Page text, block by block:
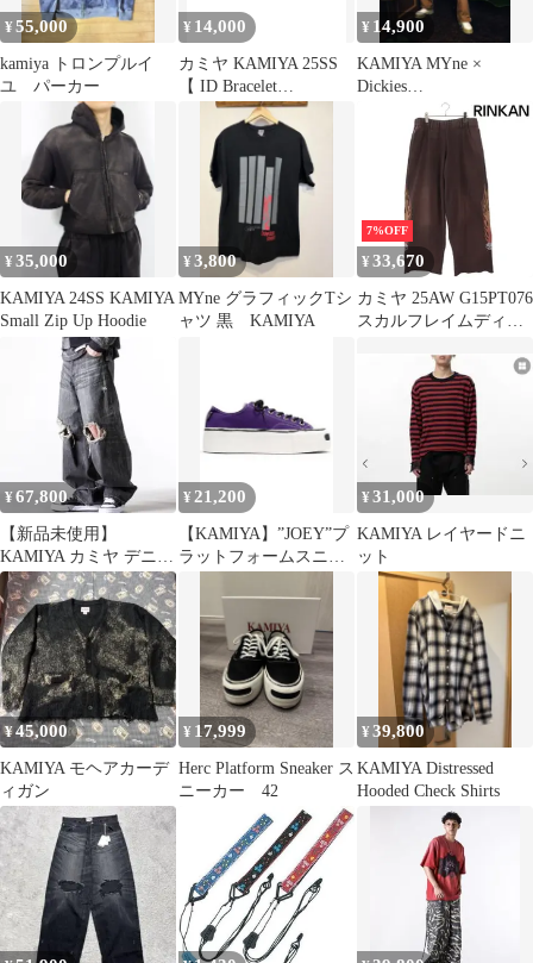
性 男女兼用 メンズ レ
ディース 【MY311】
¥55,000
kamiya トロンプルイ
ユ パーカー
¥ 14,000
カミヤ KAMIYA 25SS
【 ID Bracelet
G12AC071 】 ID チェー
ン ブレスレット
52346
¥ 14,900
KAMIYA MYne ×
Dickies
MIHARAYASUHIRO
¥35,000
KAMIYA 24SS KAMIYA
Small Zip Up Hoodie
¥3,800
MYne グラフィックTシ
ャツ 黒 KAMIYA
7%OFF
¥ 33,670
カミヤ 25AW G15PT076
スカルフレイムディス
ングパンツ メンズ L
¥67,800
【新品未使用】
KAMIYA カミヤ デニム
ワイドパンツ
¥ 21,200
【KAMIYA】”JOEY”プ
ラットフォームスニー
¥31,000
KAMIYA レイヤードニ
ット
¥45,000
KAMIYA モヘアカーデ
ィガン
¥ 17,999
Herc Platform Sneaker ス
ニーカー 42
¥39,800
KAMIYA Distressed
Hooded Check Shirts